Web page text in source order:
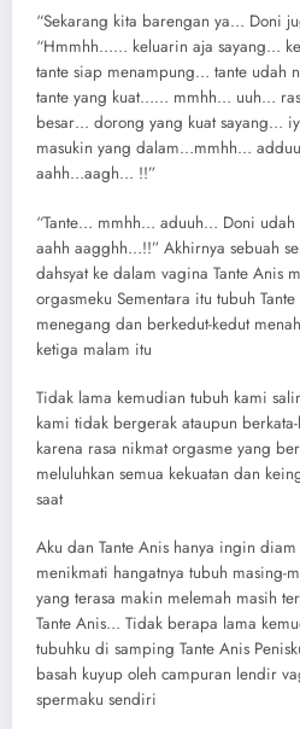
“Sekarang kita barengan ya… Doni
“Hmmhh…… keluarin aja sayang…
tante siap menampung… tante udah
tante yang kuat…… mmhh… uuh…
besar… dorong yang kuat sayang…
masukin yang dalam…mmhh…
aahh…aagh… !!”
“Tante… mmhh… aduuh… Doni
aahh aagghh…!!” Akhirnya sebuah
dahsyat ke dalam vagina Tante Anis
orgasmeku Sementara itu tubuh
menegang dan berkedut-kedut
ketiga malam itu
Tidak lama kemudian tubuh kami
kami tidak bergerak ataupun
karena rasa nikmat orgasme yang
meluluhkan semua kekuatan dan
saat
Aku dan Tante Anis hanya ingin
menikmati hangatnya tubuh masing-
yang terasa makin melemah masih
Tante Anis… Tidak berapa lama
tubuhku di samping Tante Anis
basah kuyup oleh campuran lendir
spermaku sendiri